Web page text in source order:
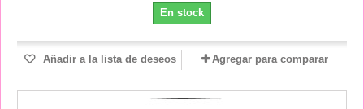
En stock
Añadir a la lista de deseos Agregar para comparar